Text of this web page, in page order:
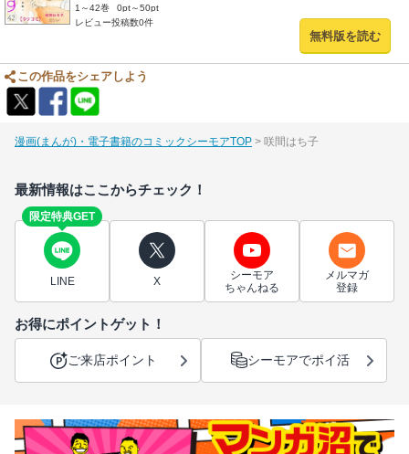
1～42巻
0pt～50pt
レビュー投稿数0件
無料版を読む
この作品をシェアしよう
漫画(まんが)・電子書籍のコミックシーモアTOP 咲間はち子
最新情報はここからチェック！
限定特典GET
LINE X
シーモア
ちゃんねる
メルマガ
登録
お得にポイントゲット！
ご来店ポイント シーモアでポイ活